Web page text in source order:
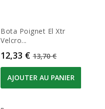
Bota Poignet El Xtr
Velcro...
Prix
12,33 € Prix de base
13,70 €
AJOUTER AU PANIER